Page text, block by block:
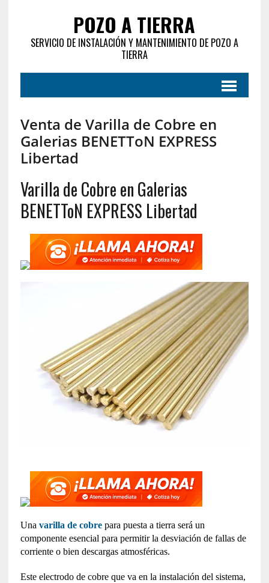
POZO A TIERRA
SERVICIO DE INSTALACIÓN Y MANTENIMIENTO DE POZO A
TIERRA
Venta de Varilla de Cobre en
Galerias BENETToN EXPRESS
Libertad
Varilla de Cobre en Galerias
BENETToN EXPRESS Libertad
Una varilla de cobrepara puesta a tierra será un
componente esencial para permitir la desviación de fallas de
corriente o bien descargas atmosféricas.
Este electrodo de cobre que va en la instalación del sistema,